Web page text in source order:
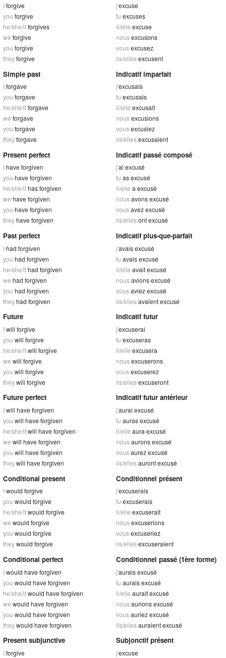
Iforgive
you forgive
he/she/itforgives
we forgive
you forgive
theyforgive
j'excuse
tu excuses
il/elle excuse
nousexcusons
vousexcusez
ils/ellesexcusent
Simple past
Iforgave
you forgave
he/she/itforgave
we forgave
you forgave
theyforgave
Indicatif imparfait
j'excusais
tu excusais
il/elle excusait
nousexcusions
vousexcusiez
ils/ellesexcusaient
Present perfect
Ihave forgiven
you have forgiven
he/she/ithas forgiven
we have forgiven
you have forgiven
theyhave forgiven
Indicatif passé composé
j'ai excusé
tu as excusé
il/elle a excusé
nousavons excusé
vousavez excusé
ils/ellesont excusé
Past perfect
Ihad forgiven
you had forgiven
he/she/ithad forgiven
we had forgiven
you had forgiven
theyhad forgiven
Indicatif plus-que-parfait
j'avais excusé
tu avais excusé
il/elle avait excusé
nousavions excusé
vousaviez excusé
ils/ellesavaient excusé
Future
Iwill forgive
you will forgive
he/she/itwill forgive
we will forgive
you will forgive
theywill forgive
Indicatif futur
j'excuserai
tu excuseras
il/elle excusera
nousexcuserons
vousexcuserez
ils/ellesexcuseront
Future perfect
Iwill have forgiven
you will have forgiven
he/she/itwill have forgiven
we will have forgiven
you will have forgiven
theywill have forgiven
Indicatif futur antérieur
j'aurai excusé
tu auras excusé
il/elle aura excusé
nousaurons excusé
vousaurez excusé
ils/ellesauront excusé
Conditional present
Iwould forgive
you would forgive
he/she/itwould forgive
we would forgive
you would forgive
theywould forgive
Conditionnel présent
j'excuserais
tu excuserais
il/elle excuserait
nousexcuserions
vousexcuseriez
ils/ellesexcuseraient
Conditional perfect
Iwould have forgiven
you would have forgiven
he/she/itwould have forgiven
we would have forgiven
you would have forgiven
theywould have forgiven
Conditionnel passé (1ère forme)
j'aurais excusé
tu aurais excusé
il/elle aurait excusé
nousaurions excusé
vousauriez excusé
ils/ellesauraient excusé
Present subjunctive
Iforgive
Subjonctif présent
j'excuse